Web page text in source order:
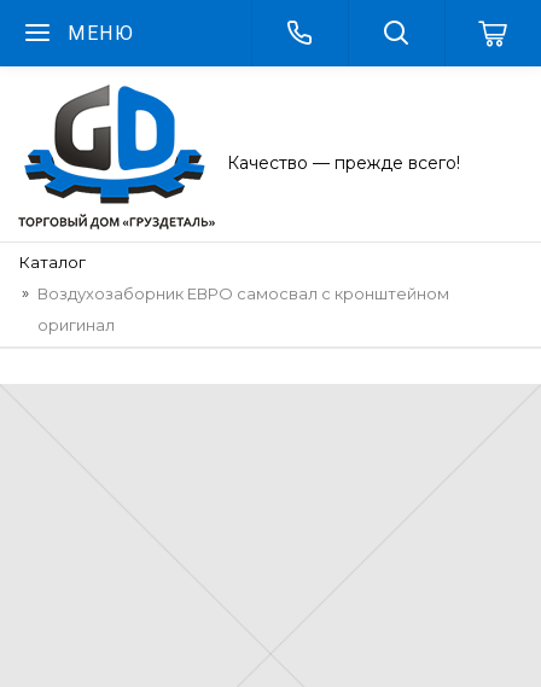
МЕНЮ
Качество — прежде всего!
Каталог
Воздухозаборник ЕВРО самосвал с кронштейном
оригинал